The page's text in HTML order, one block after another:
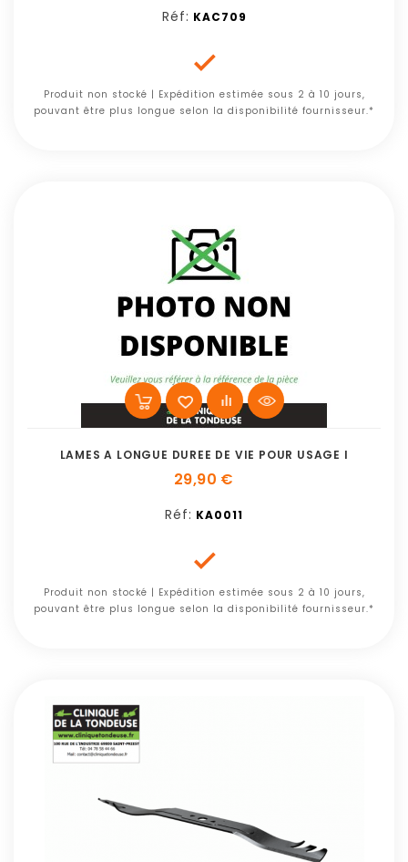
Réf: KAC709

Produit non stocké | Expédition estimée sous 2 à 10 jours,
pouvant être plus longue selon la disponibilité fournisseur.*
LAMES A LONGUE DUREE DE VIE POUR USAGE I
29,90 €
Réf: KA0011

Produit non stocké | Expédition estimée sous 2 à 10 jours,
pouvant être plus longue selon la disponibilité fournisseur.*